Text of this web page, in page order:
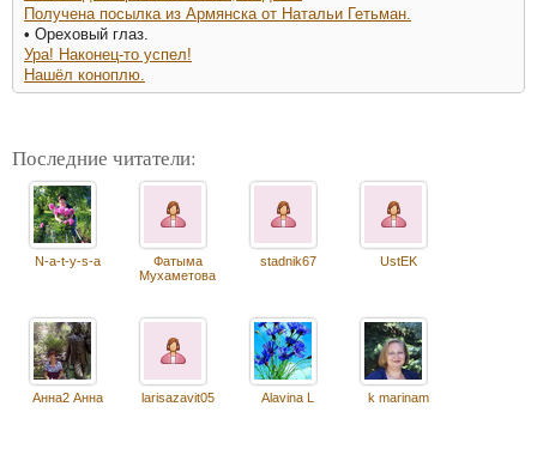
Получена посылка из Армянска от Натальи Гетьман.
• Ореховый глаз.
Ура! Наконец-то успел!
Нашёл коноплю.
Последние читатели:
N-a-t-y-s-a
Фатыма
Мухаметова
stadnik67 UstEK
Анна2 Анна larisazavit05 Alavina L k marinam